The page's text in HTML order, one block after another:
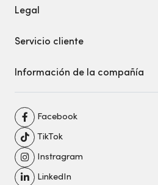
Legal
Servicio cliente
Información de la compañía
Facebook
TikTok
Instragram
LinkedIn